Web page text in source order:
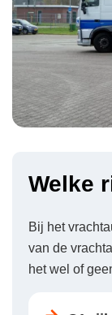
Welke
Bij het
van de
het wel of